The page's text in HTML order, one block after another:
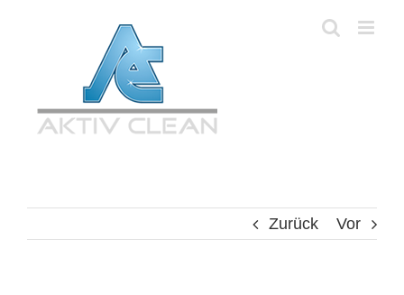
Zurück Vor